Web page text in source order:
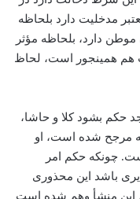
مدخلیت دارد بلحاظه
دارد، بلحاظه مؤثر
هم همینجور است، لحاظ
حکم بشود کلا و حاشا،
مرجح شده است، او
چونکه حکم امر
باشد این محذوری
این منشأ وهم شده است